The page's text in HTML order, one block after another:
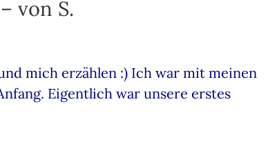
von S.
mich erzählen :) Ich war mit meinen
Eigentlich war unsere erstes